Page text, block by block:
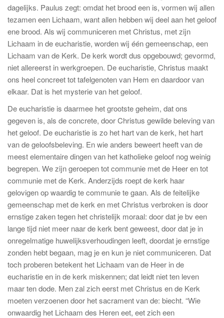
dagelijks. Paulus zegt: omdat het brood een is, vormen wij allen
tezamen een Lichaam, want allen hebben wij deel aan het geloof
ene brood. Als wij communiceren met Christus, met zijn
Lichaam in de eucharistie, worden wij één gemeenschap, een
Lichaam van de Kerk. De kerk wordt dus opgebouwd; gevormd,
niet allereerst in werkgroepen. De eucharistie, Christus maakt
ons heel concreet tot tafelgenoten van Hem en daardoor van
elkaar. Dat is het mysterie van het geloof.
De eucharistie is daarmee het grootste geheim, dat ons
gegeven is, als de concrete, door Christus gewilde beleving van
het geloof. De eucharistie is zo het hart van de kerk, het hart
van de geloofsbeleving. En wie anders beweert heeft van de
meest elementaire dingen van het katholieke geloof nog weinig
begrepen. We zijn geroepen tot communie met de Heer en tot
communie met de Kerk. Anderzijds roept de kerk haar
gelovigen op waardig te communie te gaan. Als de feitelijke
gemeenschap met de kerk en met Christus verbroken is door
ernstige zaken tegen het christelijk moraal: door dat je bv een
lange tijd niet meer naar de kerk bent geweest, door dat je in
onregelmatige huwelijksverhoudingen leeft, doordat je ernstige
zonden hebt begaan, mag je en kun je niet communiceren. Dat
toch proberen betekent het Lichaam van de Heer in de
eucharistie en in de kerk miskennen; dat leidt niet ten leven
maar ten dode. Men zal zich eerst met Christus en de Kerk
moeten verzoenen door het sacrament van de: biecht. “Wie
onwaardig het Lichaam des Heren eet, eet zich een